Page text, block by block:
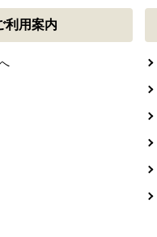
利用案内